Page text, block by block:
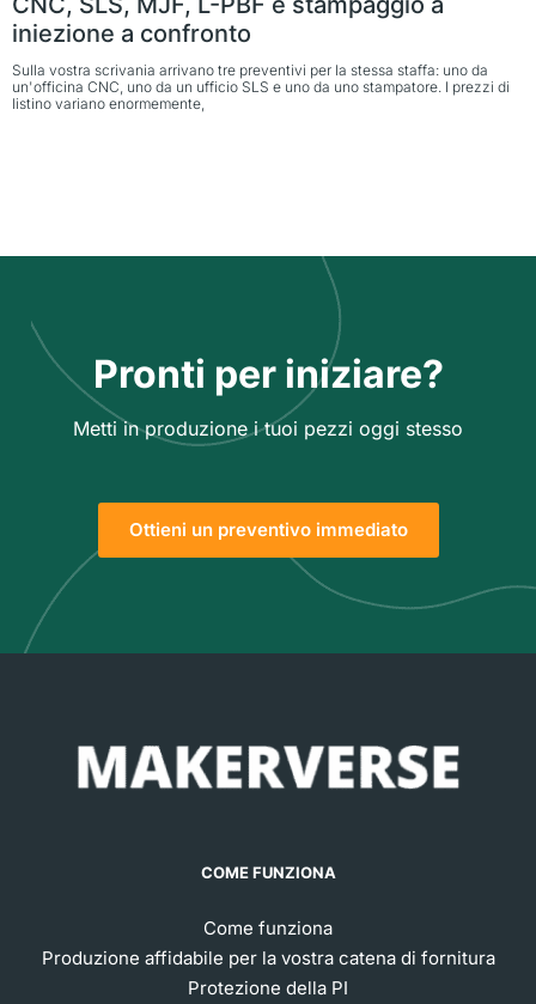
iniezione a confronto
Sulla vostra scrivania arrivano tre preventivi per la stessa staffa: uno da
un'officina CNC, uno da un ufficio SLS e uno da uno stampatore. I prezzi di
listino variano enormemente,
Pronti per iniziare?
Metti in produzione i tuoi pezzi oggi stesso
Ottieni un preventivo immediato
COME FUNZIONA
Come funziona
Produzione affidabile per la vostra catena di fornitura
Protezione della PI